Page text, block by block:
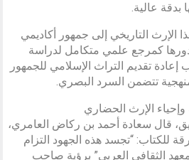
بدقة عالية.
التاريخي إلى جمهور أكاديمي
كمرجع علمي متكامل لدراسة
إعادة تقديم التراث الإسلامي للجمهور
تتضمن السرد البصري.
وإحياء الإرث الحضاري
قال سعادة أحمد بن ركاض العامري،
للكتاب: “تجسد هذه الجهود التزام
الثقافي العربي” برؤية صاحب